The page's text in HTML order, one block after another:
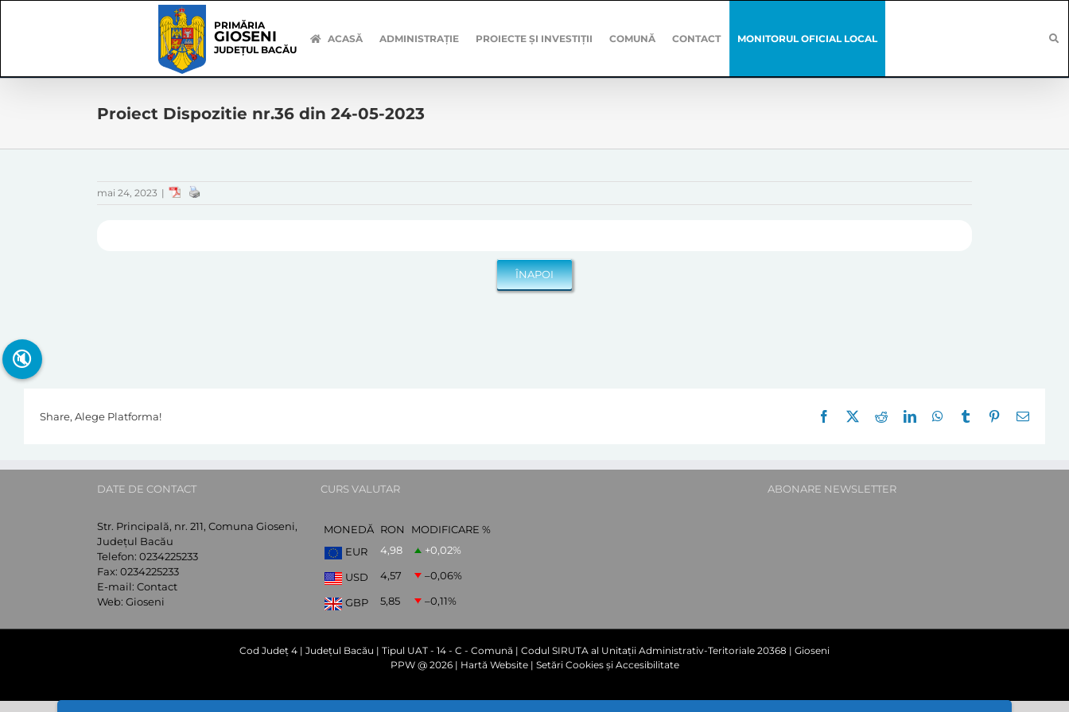
PRIMĂRIA
GIOSENI
JUDEȚUL BACĂU
ACASĂ ADMINISTRAȚIE PROIECTE ȘI INVESTIȚII COMUNĂ CONTACT MONITORUL OFICIAL LOCAL
Proiect Dispozitie nr.36 din 24-05-2023
mai 24, 2023 |
Share, Alege Platforma! Facebook RedditLinkedInWhatsApp
Tumblr Pinterest
E-
DATE DE CONTACT
Str. Principală, nr. 211, Comuna Gioseni,
Județul Bacău
Telefon: 0234225233
Fax: 0234225233
E-mail: Contact
Web: Gioseni
CURS VALUTAR
MONEDĂ RON
MODIFICARE %
EUR
4,98 +0,02%
USD 4,57 –0,06%
GBP 5,85 –0,11%
ABONARE NEWSLETTER
Cod Județ 4 | Județul Bacău | Tipul UAT - 14 - C - Comună | Codul SIRUTA al Unitații Administrativ-Teritoriale 20368 | Gioseni
PPW @ 2026 | Hartă Website| Setări Cookies și Accesibilitate
🔇